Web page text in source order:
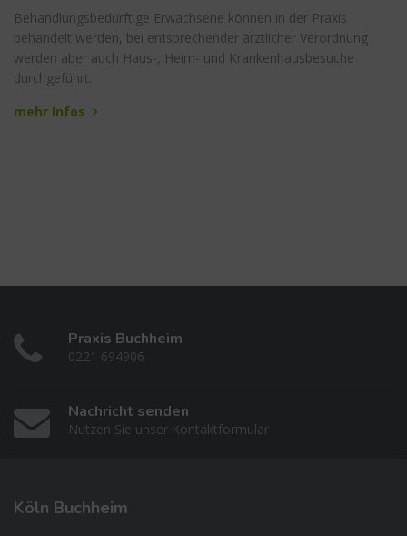
Behandlungsbedürftige Erwachsene können in der Praxis
behandelt werden, bei entsprechender ärztlicher Verordnung
werden aber auch Haus-, Heim- und Krankenhausbesuche
durchgeführt.
mehr Infos
Praxis Buchheim
0221 694906
Nachricht senden
Nutzen Sie unser Kontaktformular
Köln Buchheim